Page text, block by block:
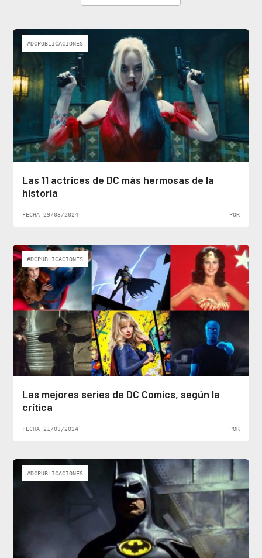
#DCPUBLICACIONES
Las 11 actrices de DC más hermosas de la
historia
FECHA 29/03/2024 POR
#DCPUBLICACIONES
Las mejores series de DC Comics, según la
crítica
FECHA 21/03/2024 POR
#DCPUBLICACIONES